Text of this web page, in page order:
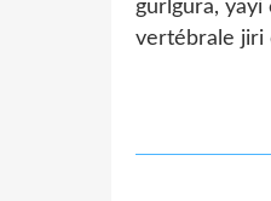
gurlgura,
vertébrale jiri